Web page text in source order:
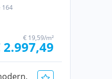
164
€ 19,59/m²
2.997,49